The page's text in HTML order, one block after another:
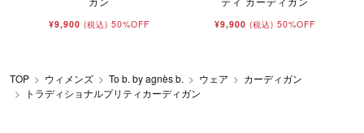
¥9,900 (税込) 50%OFF ¥9,900 (税込) 50%OFF
TOP ウィメンズ To b. by agnès b. ウェア
カーディガン
トラディショナルプリティカーディガン